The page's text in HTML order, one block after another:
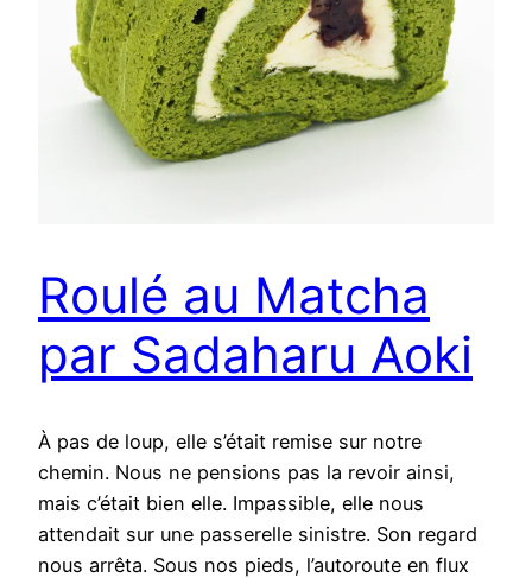
Roulé au Matcha
par Sadaharu Aoki
À pas de loup, elle s’était remise sur notre
chemin. Nous ne pensions pas la revoir ainsi,
mais c’était bien elle. Impassible, elle nous
attendait sur une passerelle sinistre. Son regard
nous arrêta. Sous nos pieds, l’autoroute en flux